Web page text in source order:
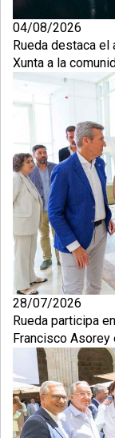
04/08/2026
Rueda destaca
Xunta a la
28/07/2026
Rueda participa
Francisco Asorey